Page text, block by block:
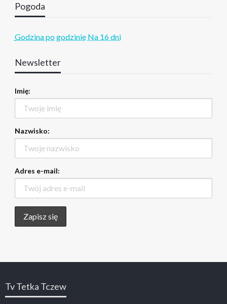
Pogoda
Godzina po godzinie Na 16 dni
Newsletter
Imię:
Nazwisko:
Adres e-mail:
Tv Tetka Tczew